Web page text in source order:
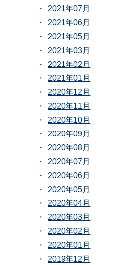
2021年07月
2021年06月
2021年05月
2021年03月
2021年02月
2021年01月
2020年12月
2020年11月
2020年10月
2020年09月
2020年08月
2020年07月
2020年06月
2020年05月
2020年04月
2020年03月
2020年02月
2020年01月
2019年12月